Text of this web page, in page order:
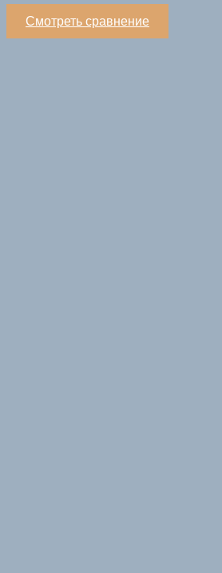
Смотреть сравнение